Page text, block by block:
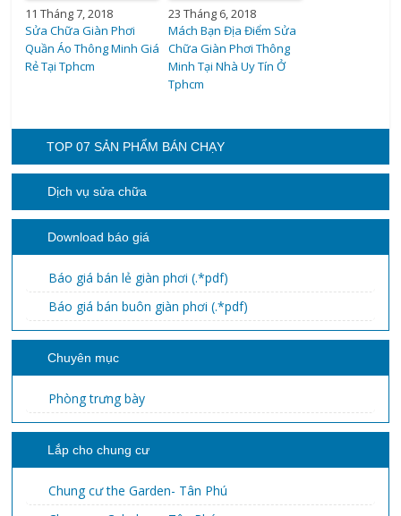
11 Tháng 7, 2018
Sửa Chữa Giàn Phơi
Quần Áo Thông Minh Giá
Rẻ Tại Tphcm
23 Tháng 6, 2018
Mách Bạn Địa Điểm Sửa
Chữa Giàn Phơi Thông
Minh Tại Nhà Uy Tín Ở
Tphcm
TOP 07 SẢN PHẨM BÁN CHẠY
Dịch vụ sửa chữa
Download báo giá
Báo giá bán lẻ giàn phơi (.*pdf)
Báo giá bán buôn giàn phơi (.*pdf)
Chuyên mục
Phòng trưng bày
Lắp cho chung cư
Chung cư the Garden- Tân Phú